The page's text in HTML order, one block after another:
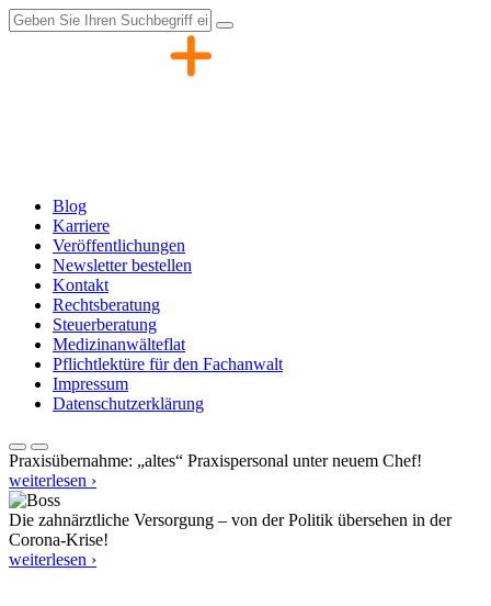
Zum
Inhalt
Blog
Karriere
Veröffentlichungen
Newsletter bestellen
Kontakt
Rechtsberatung
Steuerberatung
Medizinanwälteflat
Pflichtlektüre für den Fachanwalt
Impressum
Datenschutzerklärung
Praxisübernahme: „altes“ Praxispersonal unter neuem Chef!
weiterlesen ›
Die zahnärztliche Versorgung – von der Politik übersehen in der
Corona-Krise!
weiterlesen ›